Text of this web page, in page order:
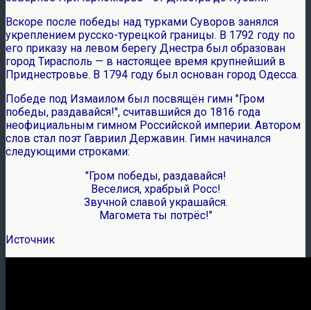
Вскоре после победы над турками Суворов занялся
укреплением русско-турецкой границы. В 1792 году по
его приказу на левом берегу Днестра был образован
город Тирасполь — в настоящее время крупнейший в
Приднестровье. В 1794 году был основан город Одесса.
Победе под Измаилом был посвящён гимн "Гром
победы, раздавайся!", считавшийся до 1816 года
неофициальным гимном Российской империи. Автором
слов стал поэт Гавриил Державин. Гимн начинался
следующими строками:
"Гром победы, раздавайся!
Веселися, храбрый Росс!
Звучной славой украшайся.
Магомета ты потрёс!"
Источник